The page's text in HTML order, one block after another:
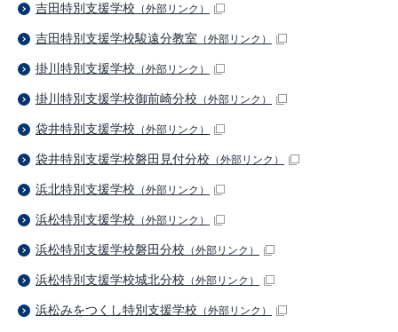
吉田特別支援学校 （外部リンク）
吉田特別支援学校駿遠分教室 （外部リンク）
掛川特別支援学校 （外部リンク）
掛川特別支援学校御前崎分校 （外部リンク）
袋井特別支援学校 （外部リンク）
袋井特別支援学校磐田見付分校 （外部リンク）
浜北特別支援学校 （外部リンク）
浜松特別支援学校 （外部リンク）
浜松特別支援学校磐田分校 （外部リンク）
浜松特別支援学校城北分校 （外部リンク）
浜松みをつくし特別支援学校 （外部リンク）